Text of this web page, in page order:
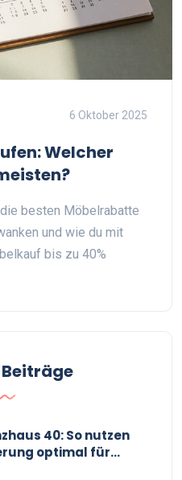
6 Oktober 2025
Welcher
besten Möbelrabatte
und wie du mit
bis zu 40%
40: So nutzen
optimal für